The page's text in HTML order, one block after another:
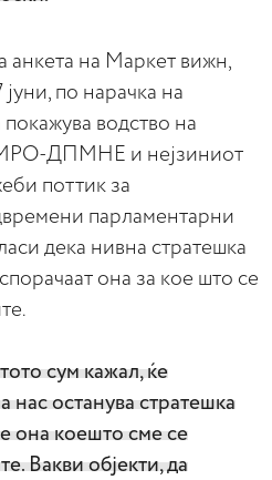
анкета на Маркет вижн,
по нарачка на
водство на
ДПМНЕ и нејзиниот
поттик за
парламентарни
дека нивна стратешка
она за кое што се
сум кажал, ќе
нас останува стратешка
она коешто сме се
Вакви објекти, да